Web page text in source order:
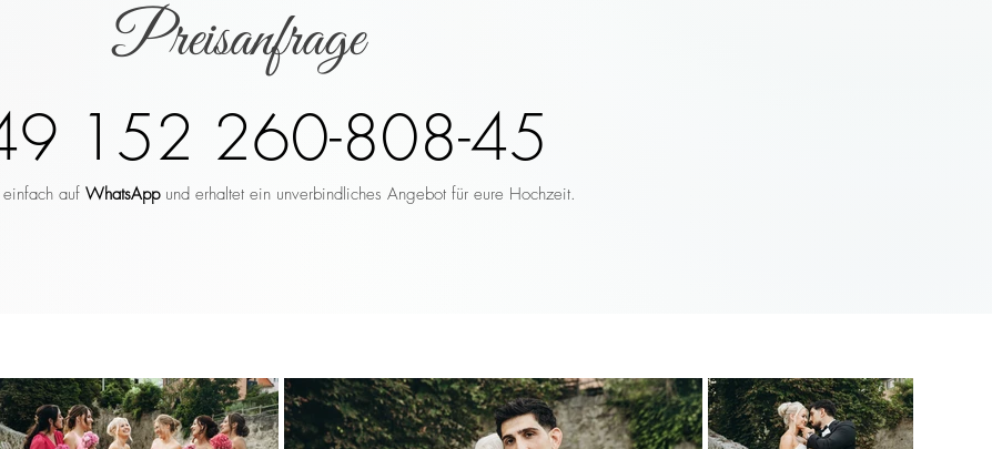
Preisanfrage
152 260-808-45
auf WhatsAppund erhaltet ein unverbindliches Angebot für eure Hochzeit.